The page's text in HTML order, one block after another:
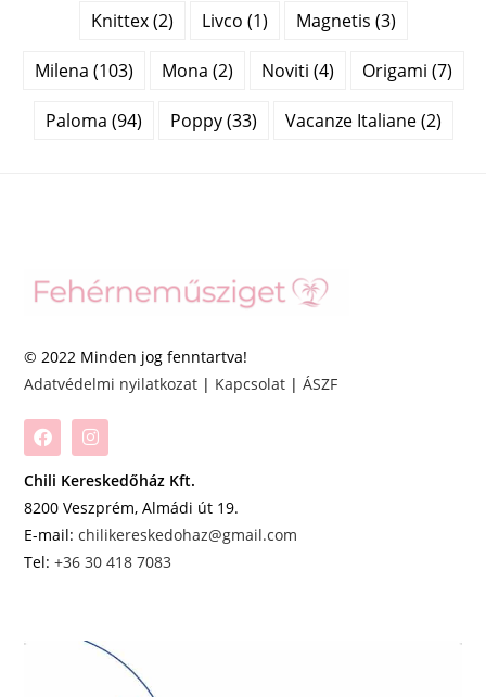
Knittex (2) Livco (1) Magnetis (3)
Milena (103) Mona (2) Noviti (4) Origami (7)
Paloma (94) Poppy (33) Vacanze Italiane (2)
© 2022 Minden jog fenntartva!
Adatvédelmi nyilatkozat | Kapcsolat |ÁSZF
Chili Kereskedőház Kft.
8200 Veszprém, Almádi út 19.
E-mail:chilikereskedohaz@gmail.com
Tel:+36 30 418 7083